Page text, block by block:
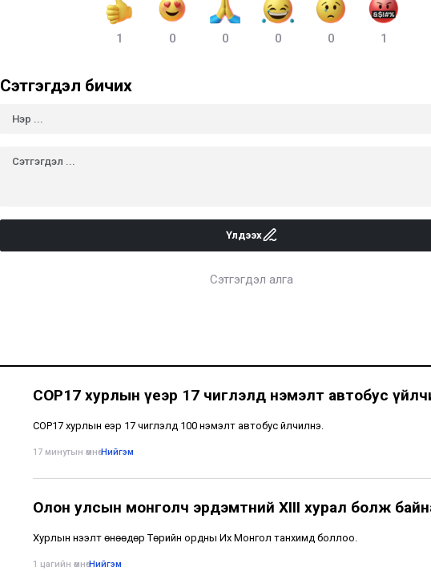
1 0 0 0 0 1
Сэтгэгдэл бичих
Үлдээх
Сэтгэгдэл алга
COP17 хурлын үеэр 17 чиглэлд нэмэлт автобус
COP17 хурлын үеэр 17 чиглэлд 100 нэмэлт автобус үйлчилнэ.
17 минутын өмнө•Нийгэм
Олон улсын монголч эрдэмтний XIII хурал болж
Хурлын нээлт өнөөдөр Төрийн ордны Их Монгол танхимд боллоо.
1 цагийн өмнө•Нийгэм